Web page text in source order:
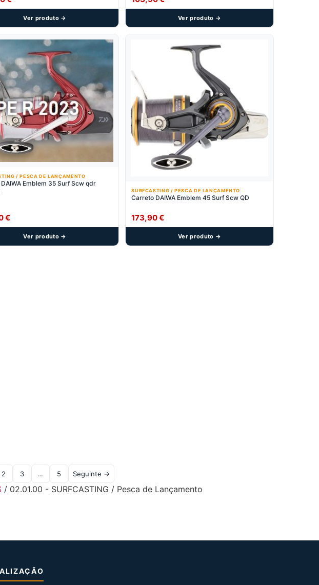
Ver produto → Ver produto →
/ PESCA DE LANÇAMENTO
Emblem 35 Surf Scw qdr
€
Ver produto →
SURFCASTING / PESCA DE LANÇAMENTO
Carreto DAIWA Emblem 45 Surf Scw QD
173,90€
Ver produto →
2 3 … 5 Seguinte →
/ 02.01.00 - SURFCASTING / Pesca de Lançamento